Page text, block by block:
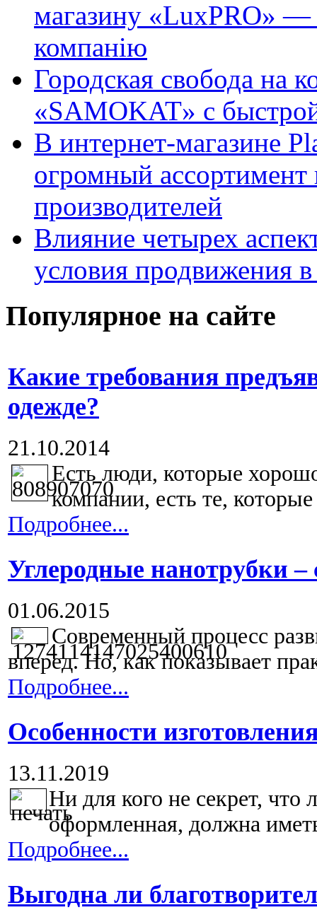
магазину «LuxPRO» —
компанію
Городская свобода на
«SAMOKAT» с
В интернет-магазине
огромный ассортимент
производителей
Влияние четырех
условия продвижения
Популярное на сайте
Какие требования
одежде?
21.10.2014
Есть люди, которые
компании, есть те,
Подробнее...
Углеродные нанотрубки –
01.06.2015
Современный процесс
вперед. Но, как показывает
Подробнее...
Особенности
13.11.2019
Ни для кого не секрет,
оформленная, должна
Подробнее...
Выгодна ли